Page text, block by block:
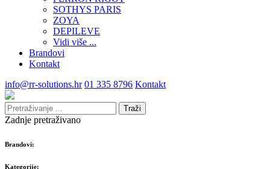
SOTHYS PARIS
ZOYA
DEPILEVE
Vidi više ...
Brandovi
Kontakt
info@rr-solutions.hr 01 335 8796 Kontakt
Traži
Zadnje pretraživano
Brandovi:
Kategorije: